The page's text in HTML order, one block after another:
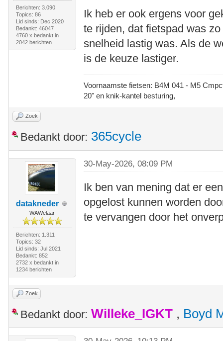
Berichten: 3.090
Topics: 86
Lid sinds: Dec 2020
Bedankt: 46047
4760 x bedankt in
2042 berichten
Ik heb er ook ergens voor
te rijden, dat fietspad was
snelheid lastig was. Als de
is de keuze lastiger.
Voornaamste fietsen: B4M 041 - M5
20" en knik-kantel besturing,
Zoek
Bedankt door: 365cycle
datakneder
WAWelaar
Berichten: 1.311
Topics: 32
Lid sinds: Jul 2021
Bedankt: 852
2732 x bedankt in
1234 berichten
30-May-2026, 08:09 PM
Ik ben van mening dat er
opgelost kunnen worden
te vervangen door het
Zoek
Bedankt door: Willeke_IGKT , Boyd